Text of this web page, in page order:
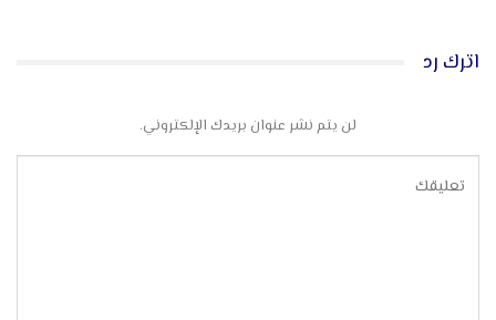
اترك رد
لن يتم نشر عنوان بريدك الإلكتروني.